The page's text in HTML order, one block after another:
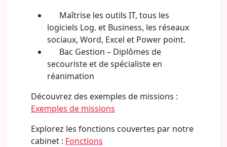
Maîtrise les outils IT, tous les
logiciels Log. et Business, les réseaux
sociaux, Word, Excel et Power point.
Bac Gestion – Diplômes de
secouriste et de spécialiste en
réanimation
Découvrez des exemples de missions :
Exemples de missions
Explorez les fonctions couvertes par notre
cabinet : Fonctions